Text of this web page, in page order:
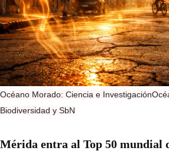
Océano Morado: Ciencia e Investigación
Biodiversidad y SbN
Mérida entra al Top 50 mundial